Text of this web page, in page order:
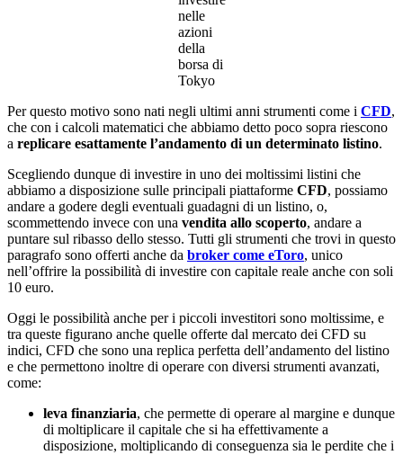
nelle
azioni
della
borsa di
Tokyo
Per questo motivo sono nati negli ultimi anni strumenti come i CFD,
che con i calcoli matematici che abbiamo detto poco sopra riescono
a replicare esattamente l’andamento di un determinato listino.
Scegliendo dunque di investire in uno dei moltissimi listini che
abbiamo a disposizione sulle principali piattaforme CFD, possiamo
andare a godere degli eventuali guadagni di un listino, o,
scommettendo invece con una vendita allo scoperto, andare a
puntare sul ribasso dello stesso. Tutti gli strumenti che trovi in questo
paragrafo sono offerti anche da broker come eToro, unico
nell’offrire la possibilità di investire con capitale reale anche con soli
10 euro.
Oggi le possibilità anche per i piccoli investitori sono moltissime, e
tra queste figurano anche quelle offerte dal mercato dei CFD su
indici, CFD che sono una replica perfetta dell’andamento del listino
e che permettono inoltre di operare con diversi strumenti avanzati,
come:
leva finanziaria, che permette di operare al margine e dunque
di moltiplicare il capitale che si ha effettivamente a
disposizione, moltiplicando di conseguenza sia le perdite che i